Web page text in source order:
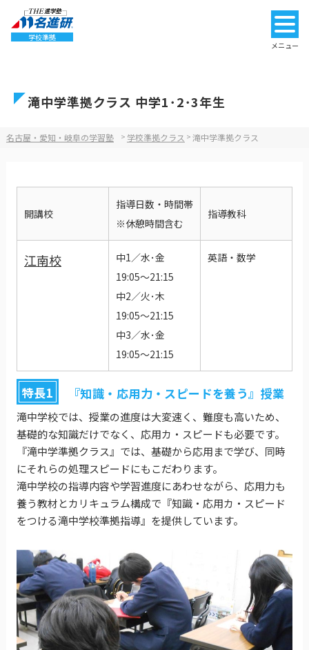
学校準拠
メニュー
滝中学準拠クラス 中学1･2･3年生
名古屋・愛知・岐阜の学習塾 > 学校準拠クラス > 滝中学準拠クラス
開講校
指導日数・時間帯
※休憩時間含む
指導教科
江南校
中1／水･金
19:05～21:15
中2／火･木
19:05～21:15
中3／水･金
19:05～21:15
英語・数学
特長1 『知識・応用力・スピードを養う』授業
滝中学校では、授業の進度は大変速く、難度も高いため、
基礎的な知識だけでなく、応用カ・スピードも必要です。
『滝中学準拠クラス』では、基礎から応用まで学び、同時
にそれらの処理スピードにもこだわります。
滝中学校の指導内容や学習進度にあわせながら、応用力も
養う教材とカリキュラム構成で『知識・応用カ・スピード
をつける滝中学校準拠指導』を提供しています。